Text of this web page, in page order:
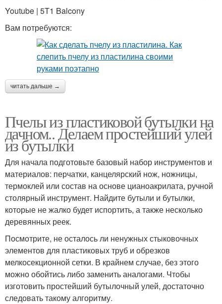
Youtube | 5T1 Balcony
Вам потребуются:
читать дальше →
Пчелы из пластиковой бутылки на
дачном.. Делаем простейший улей
из бутылки
Для начала подготовьте базовый набор инструментов и
материалов: перчатки, канцелярский нож, ножницы,
термоклей или состав на основе цианоакрилата, ручной
столярный инструмент. Найдите бутыли и бутылки,
которые не жалко будет испортить, а также несколько
деревянных реек.
Посмотрите, не осталось ли ненужных стыковочных
элементов для пластиковых труб и обрезков
мелкосекционной сетки. В крайнем случае, без этого
можно обойтись либо заменить аналогами. Чтобы
изготовить простейший бутылочный улей, достаточно
следовать такому алгоритму.